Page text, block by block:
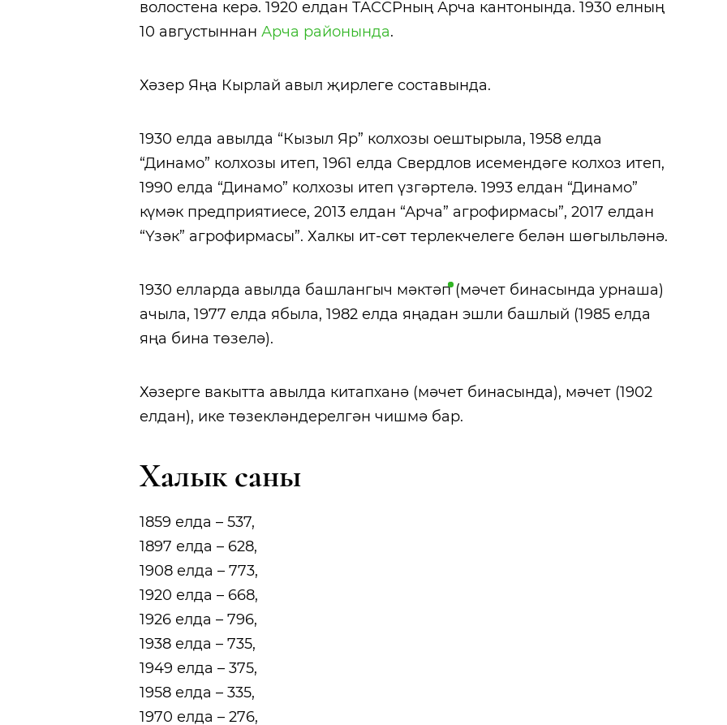
волостена керә. 1920 елдан ТАССРның Арча кантонында. 1930 елның
10 августыннан Арча районында.
Хәзер Яңа Кырлай авыл җирлеге составында.
1930 елда авылда “Кызыл Яр” колхозы оештырыла, 1958 елда
“Динамо” колхозы итеп, 1961 елда Свердлов исемендәге колхоз итеп,
1990 елда “Динамо” колхозы итеп үзгәртелә. 1993 елдан “Динамо”
күмәк предприятиесе, 2013 елдан “Арча” агрофирмасы”, 2017 елдан
“Үзәк” агрофирмасы”. Халкы ит-сөт терлекчелеге белән шөгыльләнә.
1930 елларда авылда башлангыч мәктәп(мәчет бинасында урнаша)
ачыла, 1977 елда ябыла, 1982 елда яңадан эшли башлый (1985 елда
яңа бина төзелә).
Хәзерге вакытта авылда китапханә (мәчет бинасында), мәчет (1902
елдан), ике төзекләндерелгән чишмә бар.
Халык саны
1859 елда – 537,
1897 елда – 628,
1908 елда – 773,
1920 елда – 668,
1926 елда – 796,
1938 елда – 735,
1949 елда – 375,
1958 елда – 335,
1970 елда – 276,